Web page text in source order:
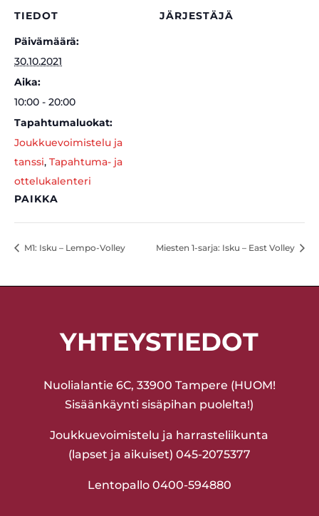
TIEDOT
Päivämäärä:
30.10.2021
Aika:
10:00 - 20:00
Tapahtumaluokat:
Joukkuevoimistelu ja
tanssi, Tapahtuma- ja
ottelukalenteri
PAIKKA
JÄRJESTÄJÄ
M1: Isku – Lempo-Volley Miesten 1-sarja: Isku – East Volley
YHTEYSTIEDOT
Nuolialantie 6C, 33900 Tampere (HUOM!
Sisäänkäynti sisäpihan puolelta!)
Joukkuevoimistelu ja harrasteliikunta
(lapset ja aikuiset) 045-2075377
Lentopallo 0400-594880